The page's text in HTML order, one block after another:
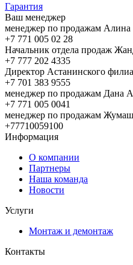
Гарантия
Ваш менеджер
менеджер по продажам
+7 771 005 02 28
Начальник отдела продаж
+7 777 202 4335
Директор Астанинского
+7 701 383 9555
менеджер по продажам Дана
+7 771 005 0041
менеджер по продажам
+77710059100
Информация
О компании
Партнеры
Наша команда
Новости
Услуги
Монтаж и демонтаж
Контакты